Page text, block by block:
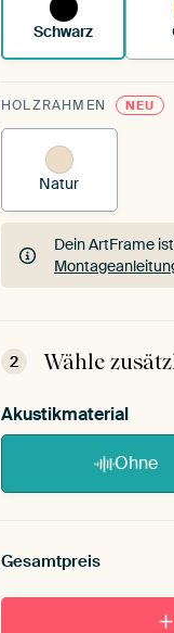
Schwarz
HOLZRAHMEN NEU
Natur
Dein ArtFrame
Dein ArtFrame
2
Wähle
Akustikmaterial
Ohne
Gesamtpreis